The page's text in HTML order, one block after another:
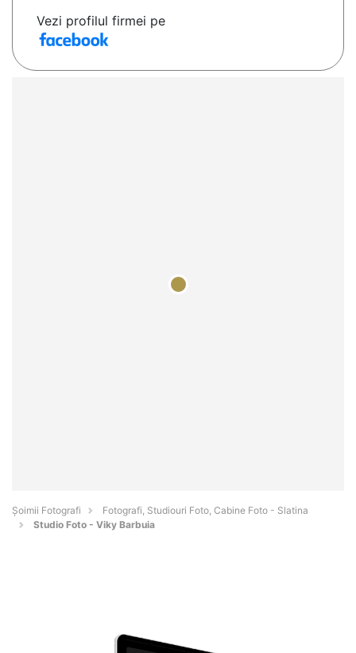
Vezi profilul firmei pe
Șoimii Fotografi
Fotografi, Studiouri Foto, Cabine Foto - Slatina
Studio Foto - Viky Barbuia